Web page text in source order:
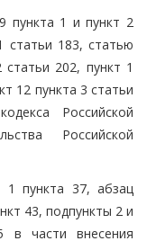
пункта 1 и пункт 2
статьи 183, статью
202, пункт 1
12 пункта 3 статьи
Российской
Российской
пункта 37, абзац
43, подпункты 2 и
в части внесения